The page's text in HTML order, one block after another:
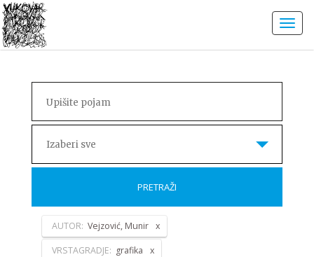
Izaberi sve
PRETRAŽI
AUTOR: Vejzović, Munir
VRSTAGRADJE: grafika